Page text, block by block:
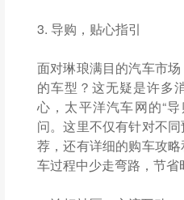
3. 导购，贴心指引
面对琳琅满目的汽车市
的车型？这无疑是许多
心，太平洋汽车网的“
问。这里不仅有针对不
荐，还有详细的购车攻
车过程中少走弯路，节省